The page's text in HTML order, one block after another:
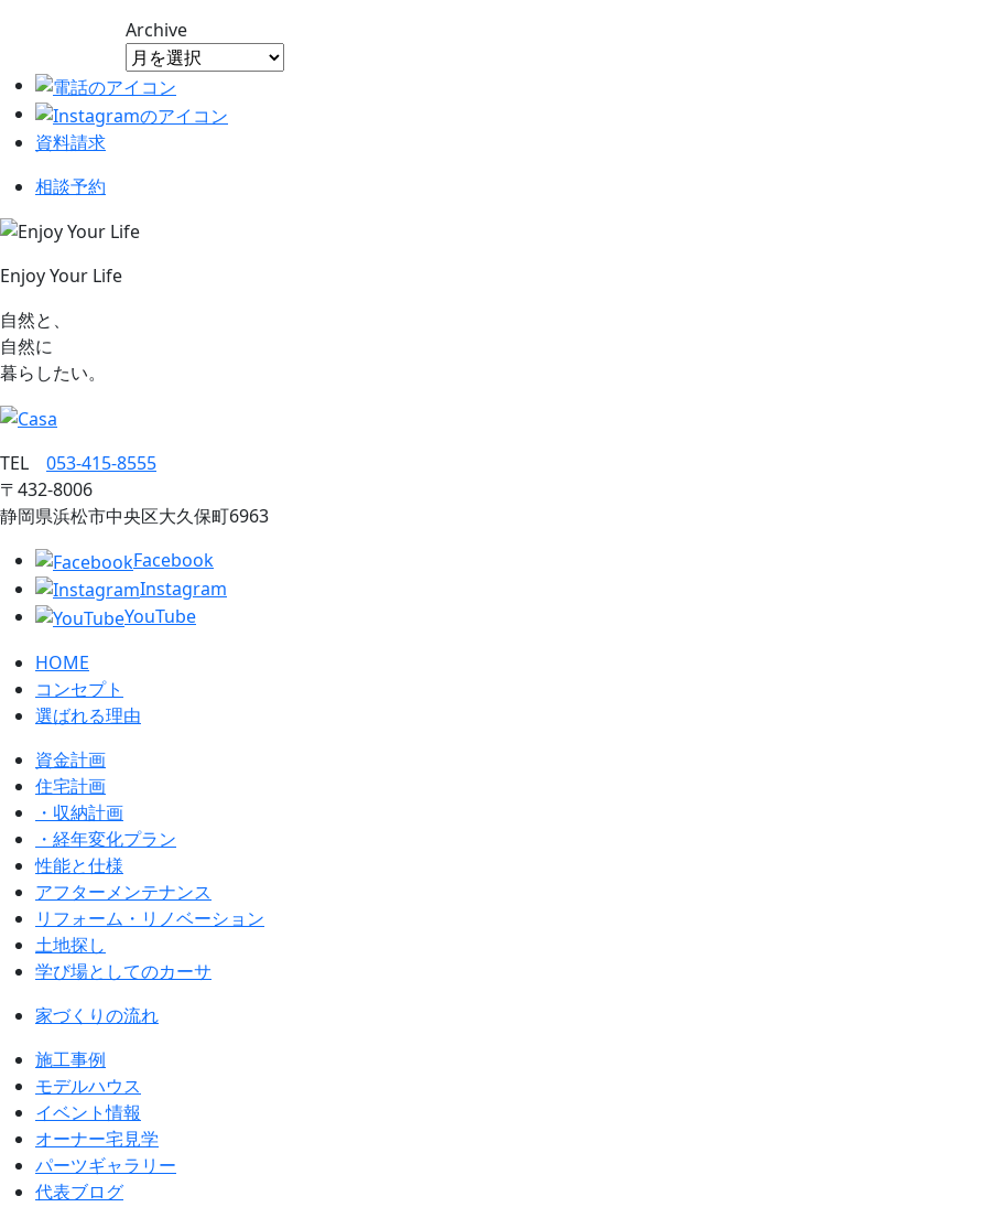
Archive
資料請求
相談予約
Enjoy Your Life
自然と、
自然に
暮らしたい。
TEL 053‐415‐8555
〒432‐8006
静岡県浜松市中央区大久保町6963
Facebook
Instagram
YouTube
HOME
コンセプト
選ばれる理由
資金計画
住宅計画
・収納計画
・経年変化プラン
性能と仕様
アフターメンテナンス
リフォーム・リノベーション
土地探し
学び場としてのカーサ
家づくりの流れ
施工事例
モデルハウス
イベント情報
オーナー宅見学
パーツギャラリー
代表ブログ